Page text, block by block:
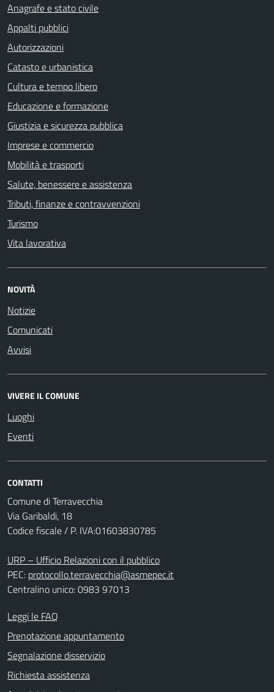
Anagrafe e stato civile
Appalti pubblici
Autorizzazioni
Catasto e urbanistica
Cultura e tempo libero
Educazione e formazione
Giustizia e sicurezza pubblica
Imprese e commercio
Mobilità e trasporti
Salute, benessere e assistenza
Tributi, finanze e contravvenzioni
Turismo
Vita lavorativa
NOVITÀ
Notizie
Comunicati
Avvisi
VIVERE IL COMUNE
Luoghi
Eventi
CONTATTI
Comune di Terravecchia
Via Garibaldi, 18
Codice fiscale / P. IVA:01603830785
URP – Ufficio Relazioni con il pubblico
PEC: protocollo.terravecchia@asmepec.it
Centralino unico: 0983 97013
Leggi le FAQ
Prenotazione appuntamento
Segnalazione disservizio
Richiesta assistenza